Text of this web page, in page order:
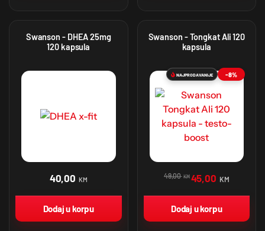
Swanson - DHEA 25mg
120 kapsula
40,00 KM
Dodaj u korpu
Swanson - Tongkat Ali 120
kapsula
-8%
NAJPRODAVANIJE
49,00 KM 45,00 KM
Dodaj u korpu